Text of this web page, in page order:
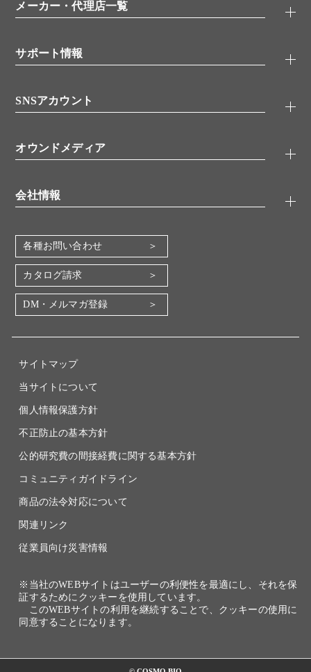
（オンラインセミナー）
学会・展示スケジュール
抗体
シグナル伝達
糖類／レクチン
分子生物
バイオメディカル(環境・食品)
機器・消耗品
メーカー・代理店一覧
代理店
サポート情報
アプリケーションノート
書類ダウンロード
SNSアカウント
YouTube
オウンドメディア
会社情報
会社概要
地図・アクセス（本社）
IR情報
電子公告
各種お問い合わせ
カタログ請求
DM・メルマガ登録
サイトマップ
当サイトについて
個人情報保護方針
不正防止の基本方針
公的研究費の間接経費に関する基本方針
コミュニティガイドライン
商品の法令対応について
関連リンク
従業員向け災害情報
※当社のWEBサイトはユーザーの利便性を最適にし、それを保
証するためにクッキーを使用しています。
このWEBサイトの利用を継続することで、クッキーの使用に
同意することになります。